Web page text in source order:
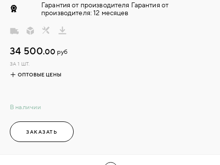
Гарантия от производителя Гарантия от
производителя: 12 месяцев
В наличии
34 500.00 руб
ЗА 1 ШТ.
ОПТОВЫЕ ЦЕНЫ
ЗАКАЗАТЬ